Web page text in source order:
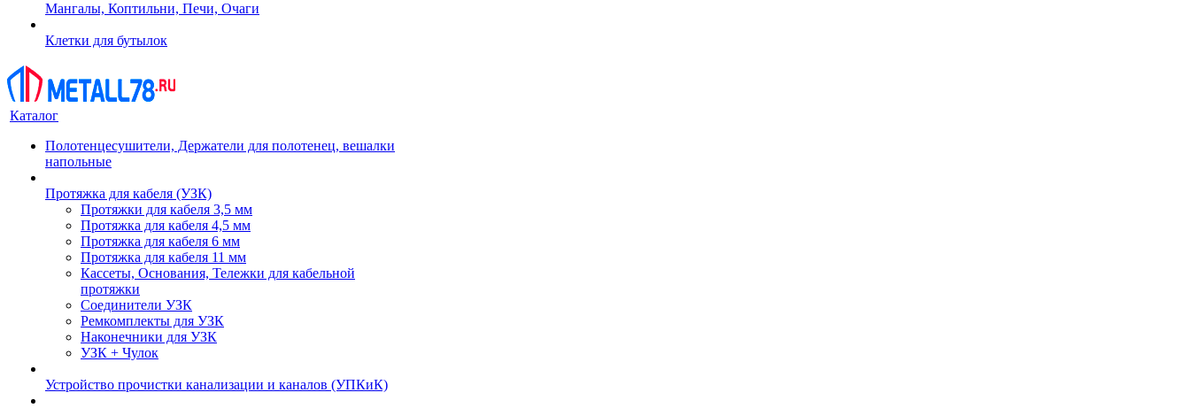
Мангалы, Коптильни, Печи, Очаги
Клетки для бутылок
Каталог
Полотенцесушители, Держатели для полотенец, вешалки
напольные
Протяжка для кабеля (УЗК)
Протяжки для кабеля 3,5 мм
Протяжка для кабеля 4,5 мм
Протяжка для кабеля 6 мм
Протяжка для кабеля 11 мм
Кассеты, Основания, Тележки для кабельной
протяжки
Соединители УЗК
Ремкомплекты для УЗК
Наконечники для УЗК
УЗК + Чулок
Устройство прочистки канализации и каналов (УПКиК)